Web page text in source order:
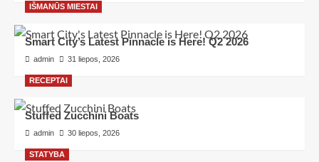
IŠMANŪS MIESTAI
Smart City’s Latest Pinnacle is Here! Q2 2026
admin 31 liepos, 2026
RECEPTAI
Stuffed Zucchini Boats
admin 30 liepos, 2026
STATYBA